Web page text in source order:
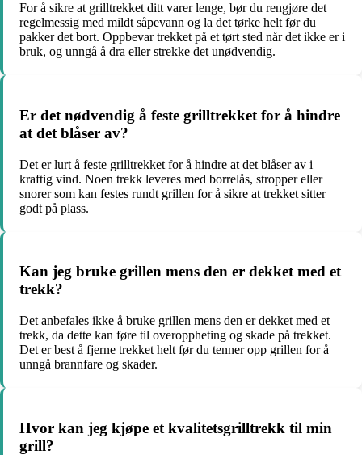
For å sikre at grilltrekket ditt varer lenge, bør du rengjøre det
regelmessig med mildt såpevann og la det tørke helt før du
pakker det bort. Oppbevar trekket på et tørt sted når det ikke er i
bruk, og unngå å dra eller strekke det unødvendig.
Er det nødvendig å feste grilltrekket for å hindre
at det blåser av?
Det er lurt å feste grilltrekket for å hindre at det blåser av i
kraftig vind. Noen trekk leveres med borrelås, stropper eller
snorer som kan festes rundt grillen for å sikre at trekket sitter
godt på plass.
Kan jeg bruke grillen mens den er dekket med et
trekk?
Det anbefales ikke å bruke grillen mens den er dekket med et
trekk, da dette kan føre til overoppheting og skade på trekket.
Det er best å fjerne trekket helt før du tenner opp grillen for å
unngå brannfare og skader.
Hvor kan jeg kjøpe et kvalitetsgrilltrekk til min
grill?